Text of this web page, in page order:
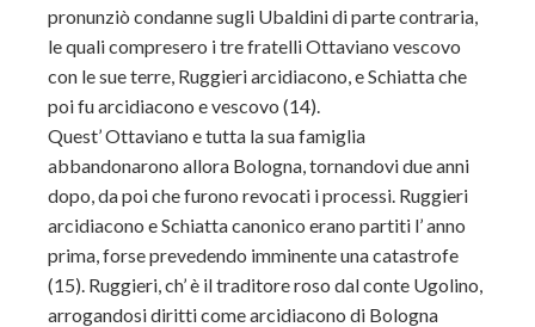
pronunziò condanne sugli Ubaldini di parte contraria,
le quali compresero i tre fratelli Ottaviano vescovo
con le sue terre, Ruggieri arcidiacono, e Schiatta che
poi fu arcidiacono e vescovo (14).
Quest’ Ottaviano e tutta la sua famiglia
abbandonarono allora Bologna, tornandovi due anni
dopo, da poi che furono revocati i processi. Ruggieri
arcidiacono e Schiatta canonico erano partiti l’ anno
prima, forse prevedendo imminente una catastrofe
(15). Ruggieri, ch’ è il traditore roso dal conte Ugolino,
arrogandosi diritti come arcidiacono di Bologna